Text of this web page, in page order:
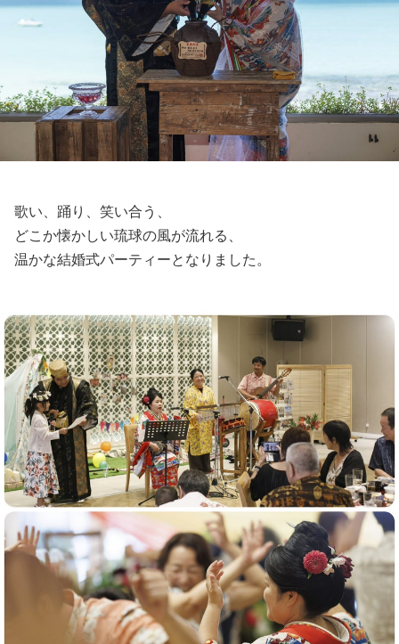
歌い、踊り、笑い合う、
どこか懐かしい琉球の風が流れる、
温かな結婚式パーティーとなりました。